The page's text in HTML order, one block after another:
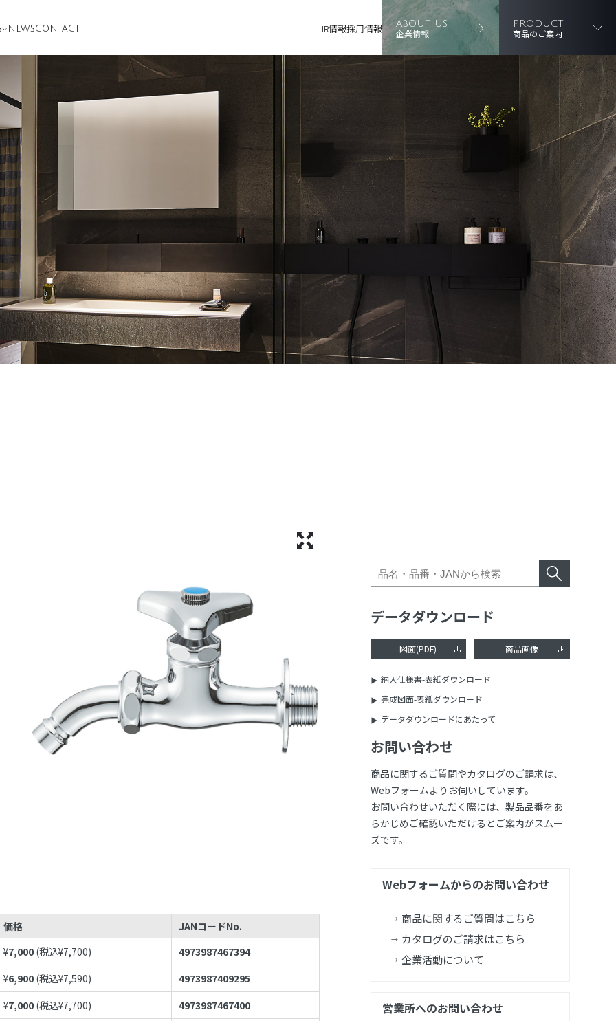
NEWSCONTACT IR情報採用情報 ABOUT US
企業情報
PRODUCT
商品のご案内
価格
JANコードNo.
¥7,000 (税込¥7,700)
4973987467394
¥6,900 (税込¥7,590)
4973987409295
¥7,000 (税込¥7,700)
4973987467400
データダウンロード
図面(PDF) 商品画像
納入仕様書-表紙ダウンロード
完成図面-表紙ダウンロード
データダウンロードにあたって
お問い合わせ
商品に関するご質問やカタログのご請求は、
Webフォームよりお伺いしています。
お問い合わせいただく際には、製品品番をあ
らかじめご確認いただけるとご案内がスムー
ズです。
Webフォームからのお問い合わせ
商品に関するご質問はこちら
カタログのご請求はこちら
企業活動について
営業所へのお問い合わせ